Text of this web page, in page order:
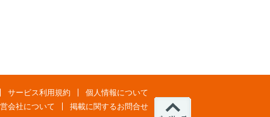
サービス利用規約
個人情報について
会社について
掲載に関するお問合せ